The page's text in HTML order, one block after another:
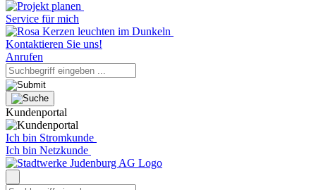
Service für mich
Kontaktieren Sie uns!
Anrufen
Kundenportal
Ich bin Stromkunde
Ich bin Netzkunde